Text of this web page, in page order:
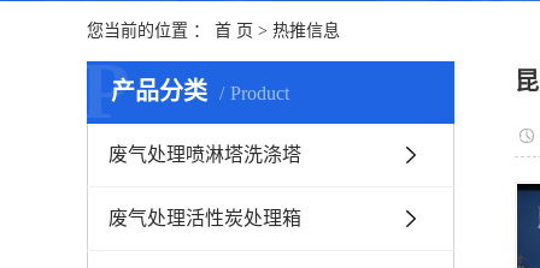
您当前的位置 ： 首 页 > 热推信息
产品分类 Product
P
废气处理喷淋塔洗涤塔
废气处理活性炭处理箱